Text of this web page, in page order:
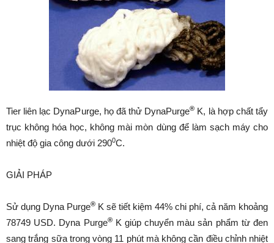
Tier liên lạc DynaPurge, họ đã thử DynaPurge® K, là hợp chất tẩy
trục không hóa học, không mài mòn dùng để làm sạch máy cho
nhiệt độ gia công dưới 2900C.
GIẢI PHÁP
Sử dụng Dyna Purge® K sẽ tiết kiệm 44% chi phí, cả năm khoảng
78749 USD. Dyna Purge®K giúp chuyển màu sản phẩm từ đen
sang trắng sữa trong vòng 11 phút mà không cần điều chỉnh nhiệt